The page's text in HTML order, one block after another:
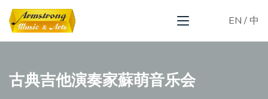
EN / 中
古典吉他演奏家蘇萌音乐会